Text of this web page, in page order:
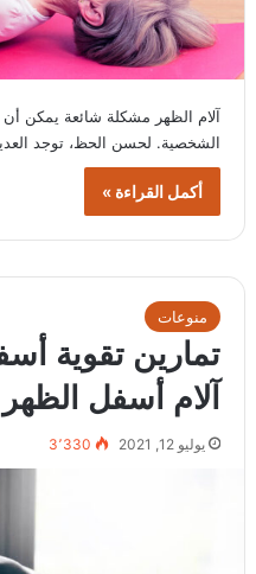
آلام الظهر مشكلة شائعة يمكن
الشخصية. لحسن الحظ، توجد
أكمل القراءة »
منوعات
تمارين تقوية
آلام أسفل
يوليو 12, 2021 3٬330